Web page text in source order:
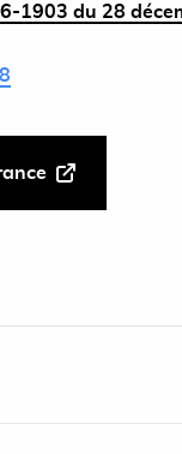
1903 du 28